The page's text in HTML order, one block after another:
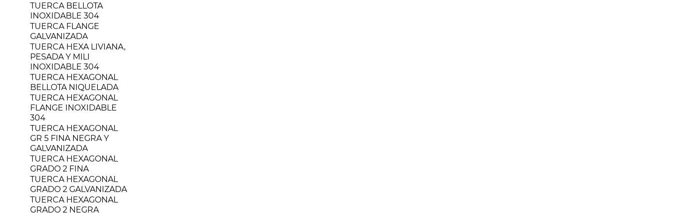
TUERCA BELLOTA
INOXIDABLE 304
TUERCA FLANGE
GALVANIZADA
TUERCA HEXA LIVIANA,
PESADA Y MILI
INOXIDABLE 304
TUERCA HEXAGONAL
BELLOTA NIQUELADA
TUERCA HEXAGONAL
FLANGE INOXIDABLE
304
TUERCA HEXAGONAL
GR 5 FINA NEGRA Y
GALVANIZADA
TUERCA HEXAGONAL
GRADO 2 FINA
TUERCA HEXAGONAL
GRADO 2 GALVANIZADA
TUERCA HEXAGONAL
GRADO 2 NEGRA